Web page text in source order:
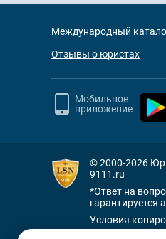
Международный
Отзывы о юристах
Мобильное
приложение
© 2000-2026
9111.ru
*Ответ на
гарантируется
Условия